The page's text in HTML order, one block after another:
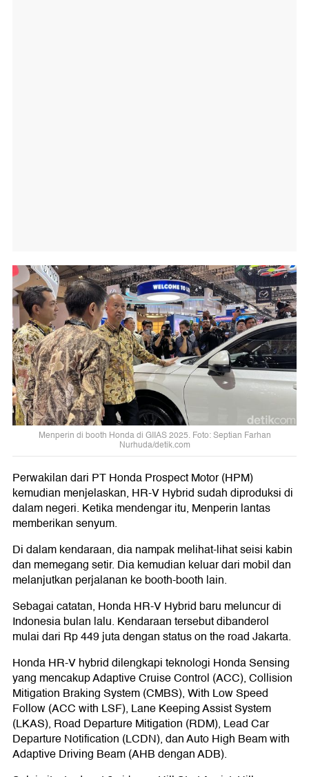
Menperin di booth Honda di GIIAS 2025. Foto: Septian Farhan
Nurhuda/detik.com
Perwakilan dari PT Honda Prospect Motor (HPM)
kemudian menjelaskan, HR-V Hybrid sudah diproduksi di
dalam negeri. Ketika mendengar itu, Menperin lantas
memberikan senyum.
Di dalam kendaraan, dia nampak melihat-lihat seisi kabin
dan memegang setir. Dia kemudian keluar dari mobil dan
melanjutkan perjalanan ke booth-booth lain.
Sebagai catatan, Honda HR-V Hybrid baru meluncur di
Indonesia bulan lalu. Kendaraan tersebut dibanderol
mulai dari Rp 449 juta dengan status on the road Jakarta.
Honda HR-V hybrid dilengkapi teknologi Honda Sensing
yang mencakup Adaptive Cruise Control (ACC), Collision
Mitigation Braking System (CMBS), With Low Speed
Follow (ACC with LSF), Lane Keeping Assist System
(LKAS), Road Departure Mitigation (RDM), Lead Car
Departure Notification (LCDN), dan Auto High Beam with
Adaptive Driving Beam (AHB dengan ADB).